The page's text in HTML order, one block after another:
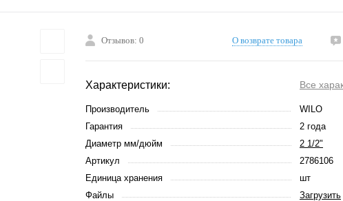
Отзывов: 0 О возврате товара
Характеристики: Все
Производитель
WILO
Гарантия
2 года
Диаметр мм/дюйм
2 1/2"
Артикул
2786106
Единица хранения
шт
Файлы
Загрузить